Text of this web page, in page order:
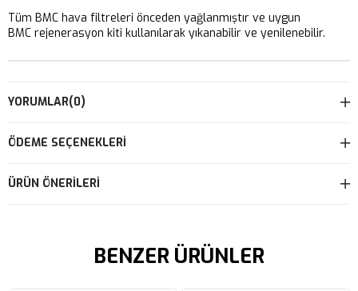
Tüm BMC hava filtreleri önceden yağlanmıştır ve uygun
BMC rejenerasyon kiti kullanılarak yıkanabilir ve yenilenebilir.
YORUMLAR(0)
ÖDEME SEÇENEKLERI
ÜRÜN ÖNERILERI
BENZER ÜRÜNLER